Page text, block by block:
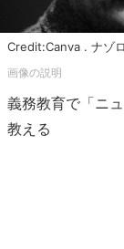
Credit:Canva . ナゾ
義務教育で「ニ
教える